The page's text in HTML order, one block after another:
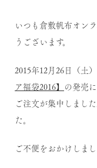
いつも倉敷帆布オン
うございます。
2015年12月26日（土
ア福袋2016】 の発売に
ご注文が集中しまし
た。
ご不便をおかけしま